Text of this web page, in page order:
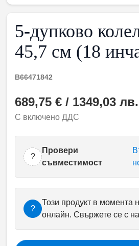
5-дупково
45,7 см (18
B66471842
689,75 € / 1349,03 лв.
С включено ДДС
?
Провери
съвместимост
?
Този продукт в момента
онлайн. Свържете се с